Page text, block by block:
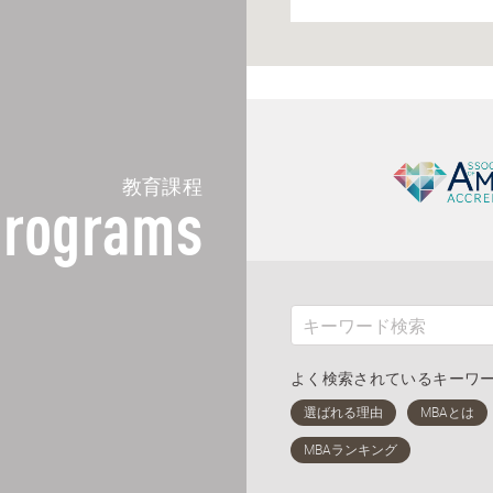
教育課程
よく検索されているキーワ